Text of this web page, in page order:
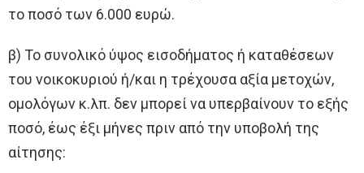
το ποσό των 6.000 ευρώ.
β) Το συνολικό ύψος εισοδήματος ή καταθέσεων
του νοικοκυριού ή/και η τρέχουσα αξία μετοχών,
ομολόγων κ.λπ. δεν μπορεί να υπερβαίνουν το εξής
ποσό, έως έξι μήνες πριν από την υποβολή της
αίτησης: